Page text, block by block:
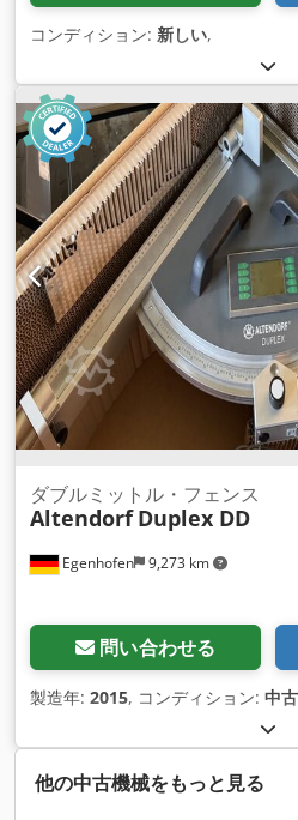
コンディション: 新しい,
Egenhofen 9,273 km
ダブルミットル・フェンス
Altendorf Duplex DD
問い合わせる
製造年: 2015, コンディション: 中古
他の中古機械をもっと見る